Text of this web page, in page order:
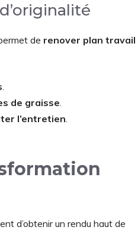
de renover plan travail
.
de graisse.
l’entretien.
d’obtenir un rendu haut de